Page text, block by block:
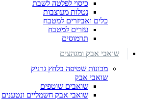
כיסוי לפלטה לשבת
נטלות מעוצבות
כלים ואביזרים למטבח
עזרים למטבח
תרמוסים
שואבי אבק ומגהצים
מכונות שטיפה בלחץ גרניק
שואבי אבק
שואבים שוטפים
שואבי אבק חשמליים ונטענים